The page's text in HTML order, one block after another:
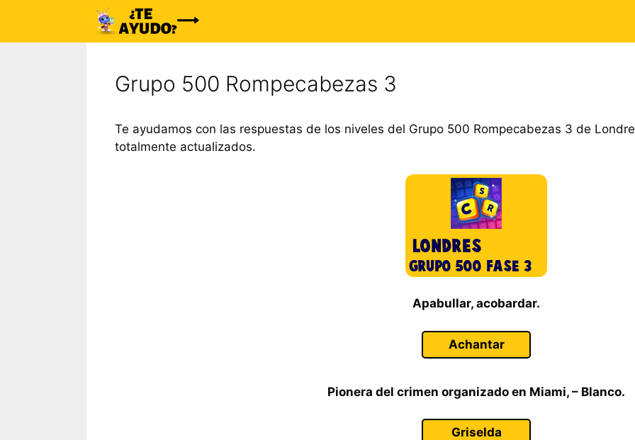
contenido
Grupo 500 Rompecabezas 3
Te ayudamos con las respuestas de los niveles del Grupo 500 Rompecabezas 3 de
totalmente actualizados.
Apabullar, acobardar.
Achantar
Pionera del crimen organizado en Miami, – Blanco.
Griselda